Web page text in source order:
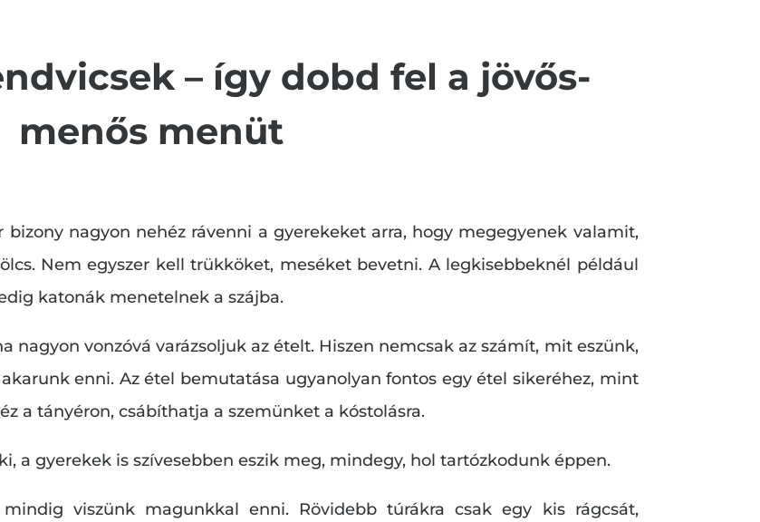
– így dobd fel a jövős-
menős menüt
nagyon nehéz rávenni a gyerekeket arra, hogy megegyenek valamit,
Nem egyszer kell trükköket, meséket bevetni. A legkisebbeknél például
katonák menetelnek a szájba.
nagyon vonzóvá varázsoljuk az ételt. Hiszen nemcsak az számít, mit eszünk,
enni. Az étel bemutatása ugyanolyan fontos egy étel sikeréhez, mint
a tányéron, csábíthatja a szemünket a kóstolásra.
a gyerekek is szívesebben eszik meg, mindegy, hol tartózkodunk éppen.
viszünk magunkkal enni. Rövidebb túrákra csak egy kis rágcsát,